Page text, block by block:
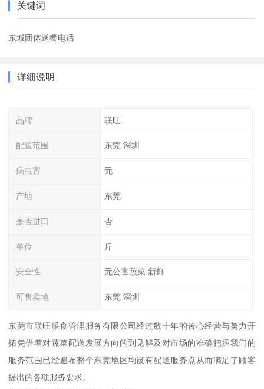
关键词
东城团体送餐电话
详细说明
品牌 联旺
配送范围 东莞 深圳
病虫害 无
产地 东莞
是否进口 否
单位 斤
安全性 无公害蔬菜 新鲜
可售卖地 东莞 深圳
东莞市联旺膳食管理服务有限公司经过数十年的苦心经营与努力开
拓凭借着对蔬菜配送发展方向的到见解及对市场的准确把握我们的
服务范围已经遍布整个东莞地区均设有配送服务点从而满足了顾客
提出的各项服务要求。